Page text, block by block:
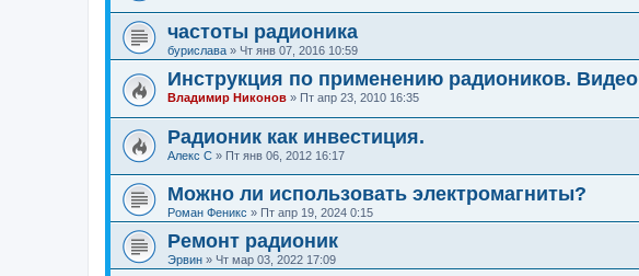
частоты радионика
бурислава » Чт янв 07, 2016 10:59
Инструкция по применению радиоников. Видео
Владимир Никонов » Пт апр 23, 2010 16:35
Радионик как инвестиция.
Алекс С » Пт янв 06, 2012 16:17
Можно ли использовать электромагниты?
Роман Феникс » Пт апр 19, 2024 0:15
Ремонт радионик
Эрвин » Чт мар 03, 2022 17:09